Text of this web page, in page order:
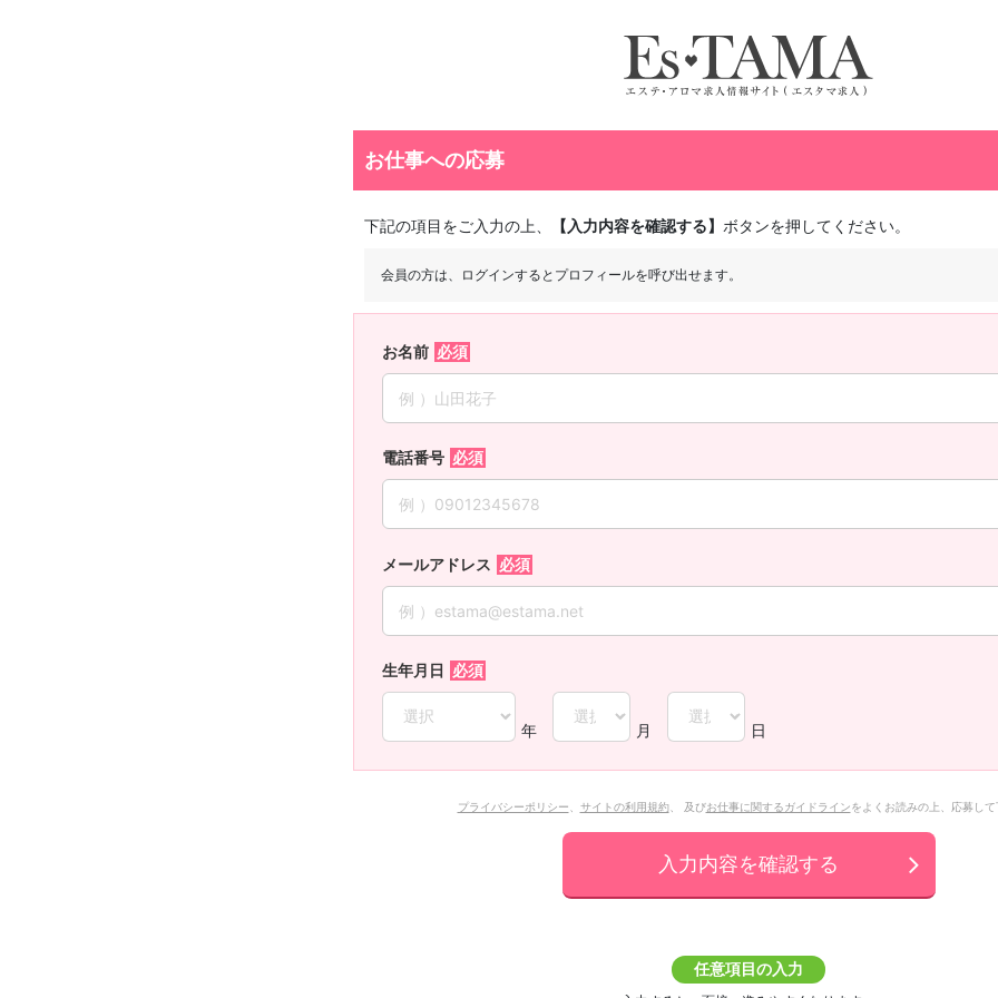
お仕事への応募
下記の項目をご入力の上、 【入力内容を確認する】 ボタンを押してください。
会員の方は、ログインするとプロフィールを呼び出せます。
お名前
電話番号
メールアドレス
生年月日
年 月 日
プライバシーポリシー サイトの利用規約、 及びお仕事に関するガイドラインをよくお読みの上、応募し
入力内容を確認する
任意項目の入力